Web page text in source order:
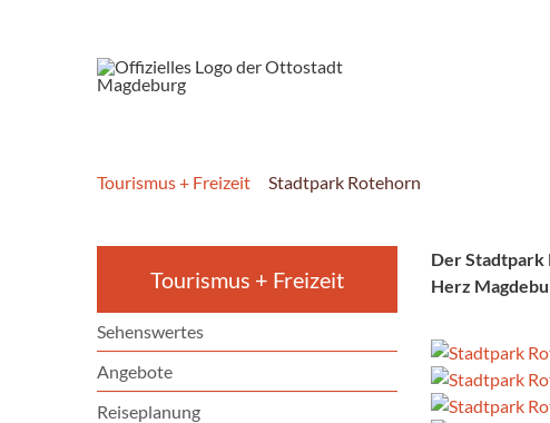
Tourismus + Freizeit Stadtpark Rotehorn
Tourismus + Freizeit
Sehenswertes
Angebote
Reiseplanung
Der Stadtpark
Herz